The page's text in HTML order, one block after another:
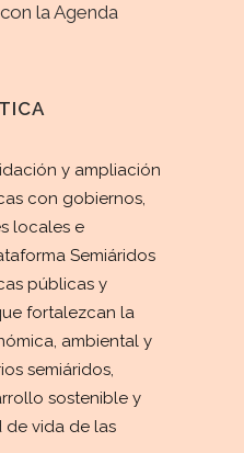
la Agenda
y ampliación
con gobiernos,
locales e
Semiáridos
públicas y
fortalezcan la
ambiental y
semiáridos,
sostenible y
vida de las